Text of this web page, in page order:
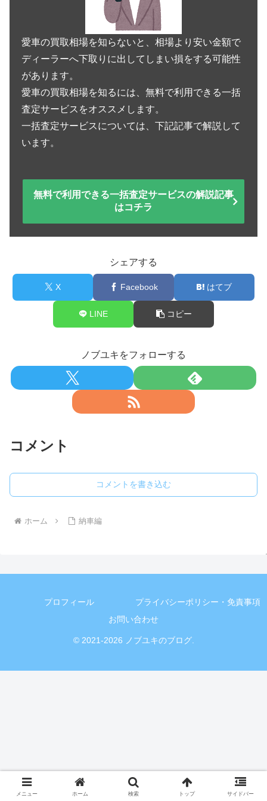
愛車の買取相場を知らないと、相場より安い金額で
ディーラーへ下取りに出してしまい損をする可能性
があります。
愛車の買取相場を知るには、無料で利用できる一括
査定サービスをオススメします。
一括査定サービスについては、下記記事で解説して
います。
無料で利用できる一括査定サービスの解説記事
はコチラ
シェアする
X Facebook はてブ
LINE コピー
ノブユキをフォローする
コメント
コメントを書き込む
ホーム 納車編
プロフィール
プライバシーポリシー・免責事項
お問い合わせ
© 2021-2026 ノブユキのブログ.
メニュー ホーム 検索 トップ サイドバー